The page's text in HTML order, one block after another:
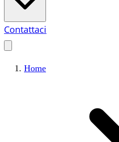
Contattaci
Home